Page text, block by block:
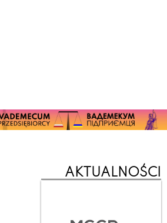
AKTUALNOŚCI